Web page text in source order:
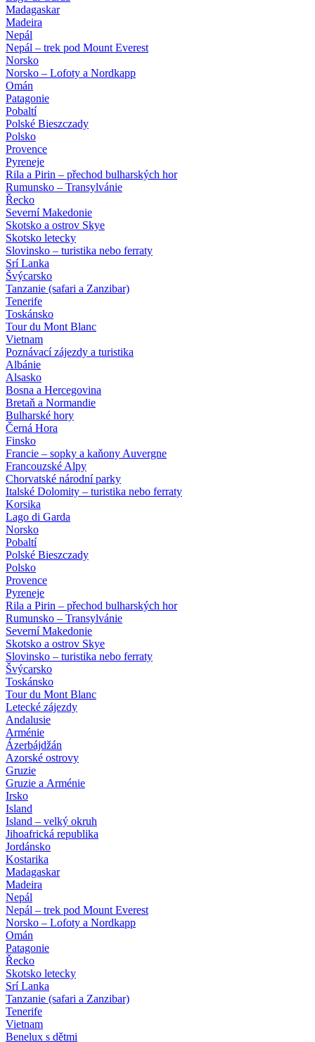
Madagaskar
Madeira
Nepál
Nepál – trek pod Mount Everest
Norsko
Norsko – Lofoty a Nordkapp
Omán
Patagonie
Pobaltí
Polské Bieszczady
Polsko
Provence
Pyreneje
Rila a Pirin – přechod bulharských hor
Rumunsko – Transylvánie
Řecko
Severní Makedonie
Skotsko a ostrov Skye
Skotsko letecky
Slovinsko – turistika nebo ferraty
Srí Lanka
Švýcarsko
Tanzanie (safari a Zanzibar)
Tenerife
Toskánsko
Tour du Mont Blanc
Vietnam
Poznávací zájezdy a turistika
Albánie
Alsasko
Bosna a Hercegovina
Bretaň a Normandie
Bulharské hory
Černá Hora
Finsko
Francie – sopky a kaňony Auvergne
Francouzské Alpy
Chorvatské národní parky
Italské Dolomity – turistika nebo ferraty
Korsika
Lago di Garda
Norsko
Pobaltí
Polské Bieszczady
Polsko
Provence
Pyreneje
Rila a Pirin – přechod bulharských hor
Rumunsko – Transylvánie
Severní Makedonie
Skotsko a ostrov Skye
Slovinsko – turistika nebo ferraty
Švýcarsko
Toskánsko
Tour du Mont Blanc
Letecké zájezdy
Andalusie
Arménie
Ázerbájdžán
Azorské ostrovy
Gruzie
Gruzie a Arménie
Irsko
Island
Island – velký okruh
Jihoafrická republika
Jordánsko
Kostarika
Madagaskar
Madeira
Nepál
Nepál – trek pod Mount Everest
Norsko – Lofoty a Nordkapp
Omán
Patagonie
Řecko
Skotsko letecky
Srí Lanka
Tanzanie (safari a Zanzibar)
Tenerife
Vietnam
Benelux s dětmi